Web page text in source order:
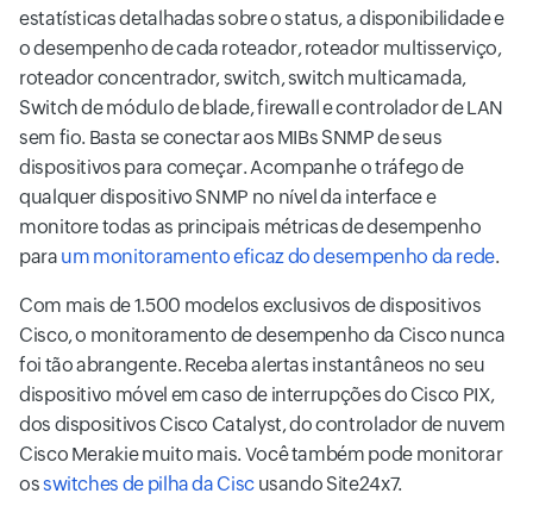
estatísticas detalhadas sobre o status, a disponibilidade e
o desempenho de cada roteador, roteador multisserviço,
roteador concentrador, switch, switch multicamada,
Switch de módulo de blade, firewall e controlador de LAN
sem fio. Basta se conectar aos MIBs SNMP de seus
dispositivos para começar. Acompanhe o tráfego de
qualquer dispositivo SNMP no nível da interface e
monitore todas as principais métricas de desempenho
para um monitoramento eficaz do desempenho da rede.
Com mais de 1.500 modelos exclusivos de dispositivos
Cisco, o monitoramento de desempenho da Cisco nunca
foi tão abrangente. Receba alertas instantâneos no seu
dispositivo móvel em caso de interrupções do Cisco PIX,
dos dispositivos Cisco Catalyst, do controlador de nuvem
Cisco Merakie muito mais. Você também pode monitorar
osswitches de pilha da Ciscusando Site24x7.